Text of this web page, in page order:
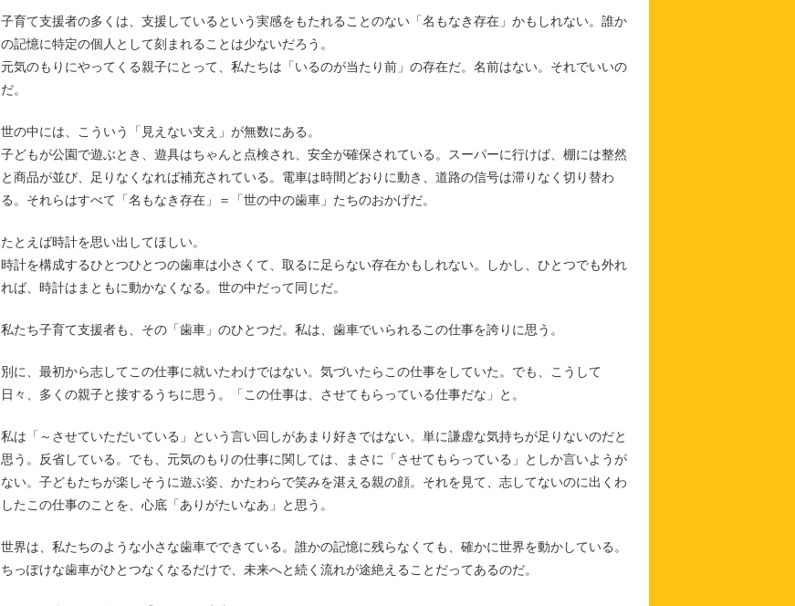
子育て支援者の多くは、支援しているという実感をもたれることのない「名もなき存在」かもしれない。誰か
の記憶に特定の個人として刻まれることは少ないだろう。
元気のもりにやってくる親子にとって、私たちは「いるのが当たり前」の存在だ。名前はない。それでいいの
だ。
世の中には、こういう「見えない支え」が無数にある。
子どもが公園で遊ぶとき、遊具はちゃんと点検され、安全が確保されている。スーパーに行けば、棚には整然
と商品が並び、足りなくなれば補充されている。電車は時間どおりに動き、道路の信号は滞りなく切り替わ
る。それらはすべて「名もなき存在」＝「世の中の歯車」たちのおかげだ。
たとえば時計を思い出してほしい。
時計を構成するひとつひとつの歯車は小さくて、取るに足らない存在かもしれない。しかし、ひとつでも外れ
れば、時計はまともに動かなくなる。世の中だって同じだ。
私たち子育て支援者も、その「歯車」のひとつだ。私は、歯車でいられるこの仕事を誇りに思う。
別に、最初から志してこの仕事に就いたわけではない。気づいたらこの仕事をしていた。でも、こうして
日々、多くの親子と接するうちに思う。「この仕事は、させてもらっている仕事だな」と。
私は「～させていただいている」という言い回しがあまり好きではない。単に謙虚な気持ちが足りないのだと
思う。反省している。でも、元気のもりの仕事に関しては、まさに「させてもらっている」としか言いようが
ない。子どもたちが楽しそうに遊ぶ姿、かたわらで笑みを湛える親の顔。それを見て、志してないのに出くわ
したこの仕事のことを、心底「ありがたいなあ」と思う。
世界は、私たちのような小さな歯車でできている。誰かの記憶に残らなくても、確かに世界を動かしている。
ちっぽけな歯車がひとつなくなるだけで、未来へと続く流れが途絶えることだってあるのだ。